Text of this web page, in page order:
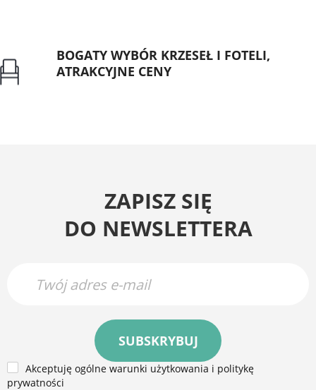
BOGATY WYBÓR KRZESEŁ I FOTELI,
ATRAKCYJNE CENY
ZAPISZ SIĘ
DO NEWSLETTERA
SUBSKRYBUJ
Akceptuję ogólne warunki użytkowania i politykę
prywatności